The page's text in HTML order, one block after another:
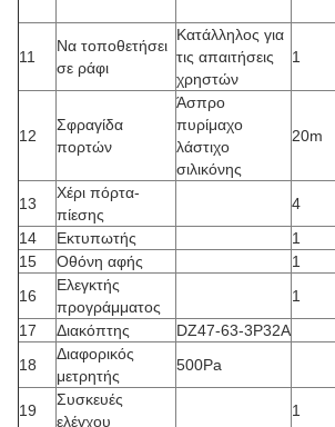
11
Να τοποθετήσει
σε ράφι
Κατάλληλος για
τις απαιτήσεις
χρηστών
1
12
Σφραγίδα
πορτών
Άσπρο
πυρίμαχο
λάστιχο
σιλικόνης
20m
13
Χέρι πόρτα-
πίεσης
4
14
Εκτυπωτής 1
15
Οθόνη αφής 1
16
Ελεγκτής
προγράμματος
1
17
Διακόπτης DZ47-63-3P32A
18
Διαφορικός
μετρητής
500Pa
19
Συσκευές
ελέγχου
1